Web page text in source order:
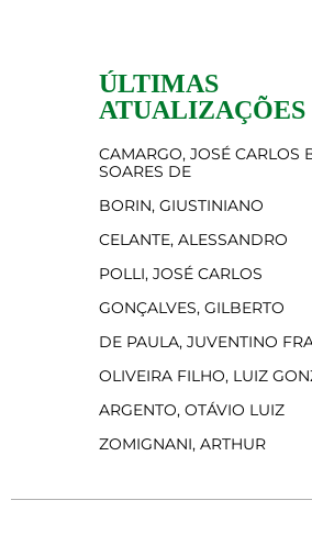
ÚLTIMAS
ATUALIZAÇÕES
CAMARGO, JOSÉ CARLOS
SOARES DE
BORIN, GIUSTINIANO
CELANTE, ALESSANDRO
POLLI, JOSÉ CARLOS
GONÇALVES, GILBERTO
DE PAULA, JUVENTINO
OLIVEIRA FILHO, LUIZ
ARGENTO, OTÁVIO LUIZ
ZOMIGNANI, ARTHUR